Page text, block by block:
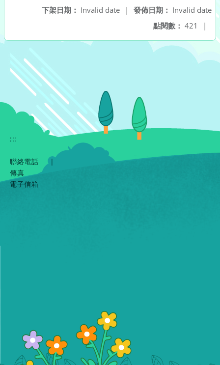
發佈日期： Invalid date
下架日期： Invalid date
|
點閱數： 421 |
:::
聯絡電話
|
傳真
電子信箱